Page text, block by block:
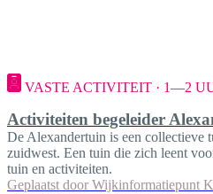
VASTE ACTIVITEIT · 1—2
Activiteiten begeleider
De Alexandertuin is een collectieve
zuidwest. Een tuin die zich leent
tuin en activiteiten.
Geplaatst door Wijkinformatiepunt